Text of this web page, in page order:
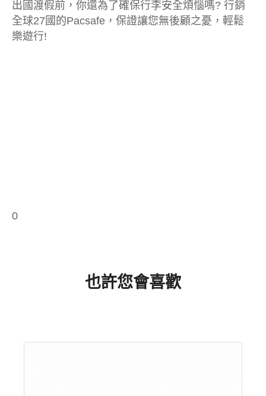
出國渡假前，你還為了確保行李安全煩惱嗎? 行銷
全球27國的Pacsafe，保證讓您無後顧之憂，輕鬆
樂遊行!
0
也許您會喜歡